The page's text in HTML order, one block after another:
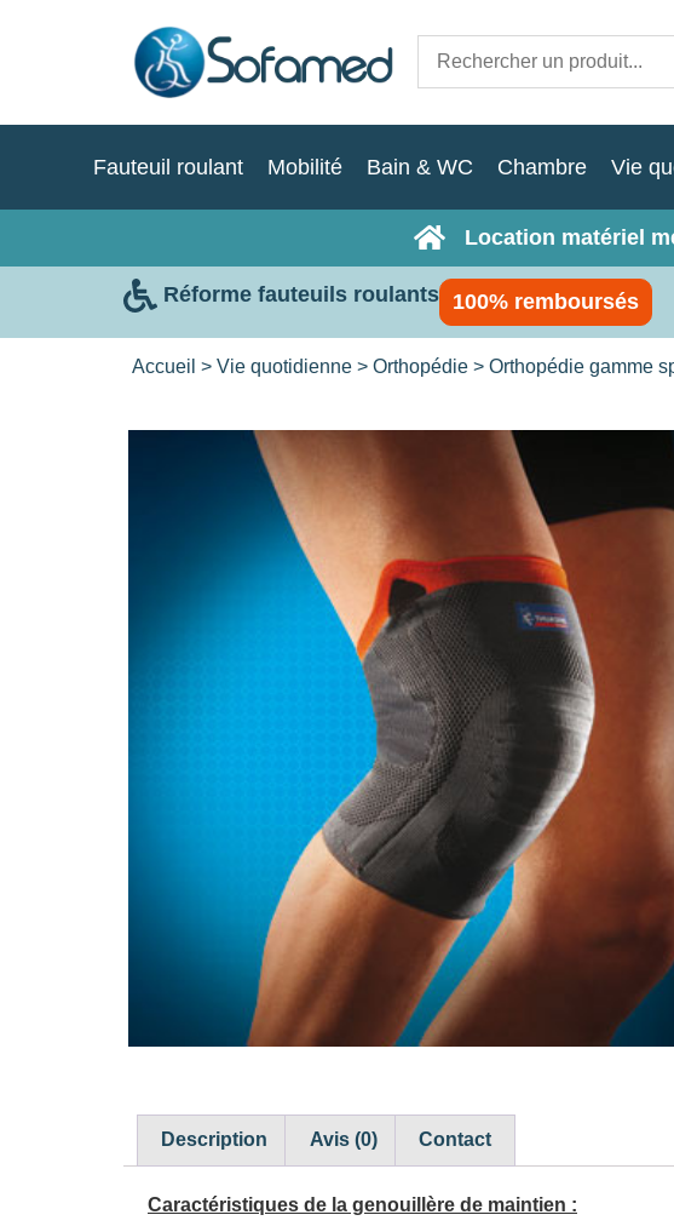
Fauteuil roulant Mobilité Bain & WC Chambre Vie
Location matériel
Réforme fauteuils roulants 100% remboursés
Accueil > Vie quotidienne > Orthopédie > Orthopédie gamme
Description Avis (0) Contact
Caractéristiques de la genouillère de maintien :